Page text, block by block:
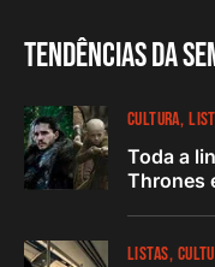
Tendências da
CULTURA
Toda a
Thrones
LISTAS